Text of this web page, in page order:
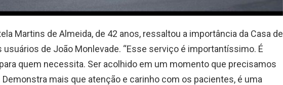
Martins de Almeida, de 42 anos, ressaltou a importância da Casa de
usuários de João Monlevade. “Esse serviço é importantíssimo. É
quem necessita. Ser acolhido em um momento que precisamos
mais que atenção e carinho com os pacientes, é uma